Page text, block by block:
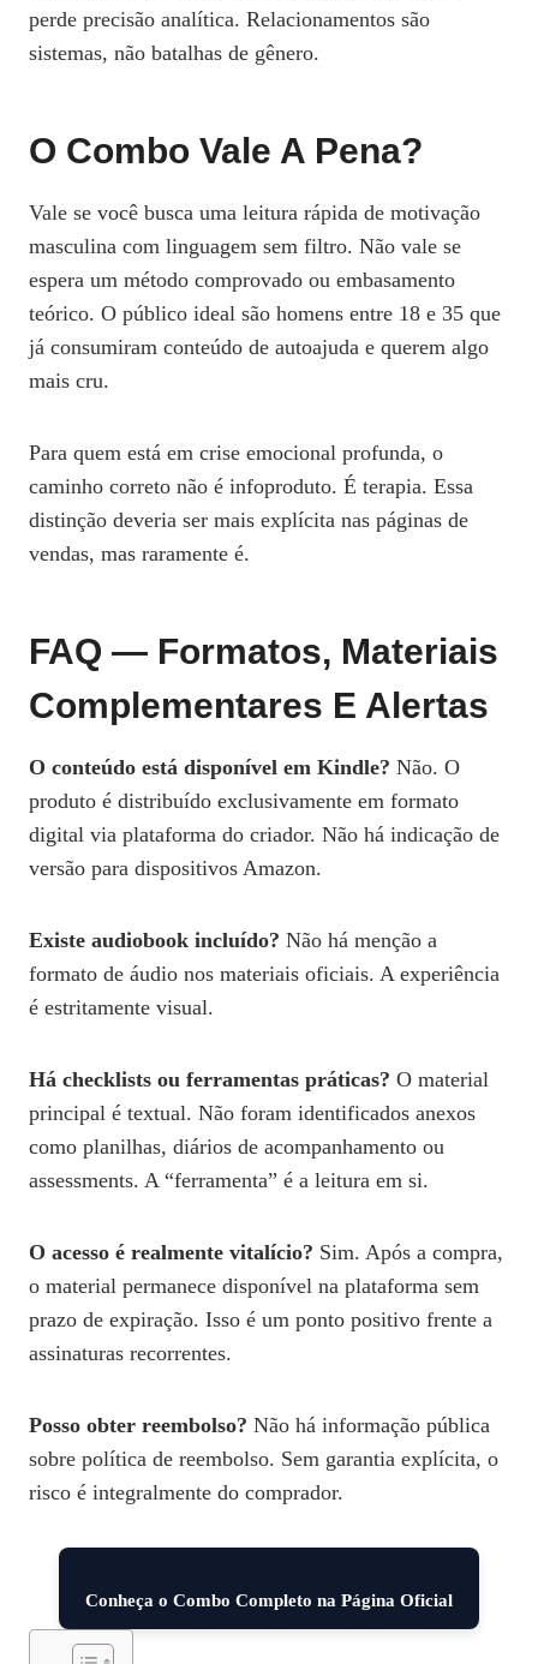
perde precisão analítica. Relacionamentos são
sistemas, não batalhas de gênero.
O Combo Vale A Pena?
Vale se você busca uma leitura rápida de motivação
masculina com linguagem sem filtro. Não vale se
espera um método comprovado ou embasamento
teórico. O público ideal são homens entre 18 e 35 que
já consumiram conteúdo de autoajuda e querem algo
mais cru.
Para quem está em crise emocional profunda, o
caminho correto não é infoproduto. É terapia. Essa
distinção deveria ser mais explícita nas páginas de
vendas, mas raramente é.
FAQ — Formatos, Materiais
Complementares E Alertas
O conteúdo está disponível em Kindle? Não. O
produto é distribuído exclusivamente em formato
digital via plataforma do criador. Não há indicação de
versão para dispositivos Amazon.
Existe audiobook incluído? Não há menção a
formato de áudio nos materiais oficiais. A experiência
é estritamente visual.
Há checklists ou ferramentas práticas? O material
principal é textual. Não foram identificados anexos
como planilhas, diários de acompanhamento ou
assessments. A “ferramenta” é a leitura em si.
O acesso é realmente vitalício? Sim. Após a compra,
o material permanece disponível na plataforma sem
prazo de expiração. Isso é um ponto positivo frente a
assinaturas recorrentes.
Posso obter reembolso? Não há informação pública
sobre política de reembolso. Sem garantia explícita, o
risco é integralmente do comprador.
Conheça o Combo Completo na Página Oficial